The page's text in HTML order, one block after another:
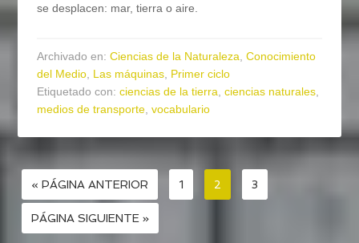
se desplacen: mar, tierra o aire.
Archivado en:Ciencias de la Naturaleza,Conocimiento
del Medio, Las máquinas, Primer ciclo
Etiquetado con:ciencias de la tierra,ciencias naturales,
medios de transporte,vocabulario
« PÁGINA ANTERIOR 1 2 3
PÁGINA SIGUIENTE »